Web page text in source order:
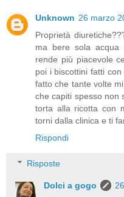
Unknown 26 marzo
Proprietà
ma bere sola acqua
rende più piacevole
poi i biscottini fatti
fatto che tante volte
che capiti spesso non
torta alla ricotta con
torni dalla clinica e ti
Rispondi
Risposte
Dolci a gogo